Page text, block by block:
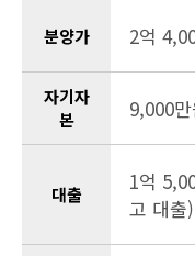
분양가 2억
자기자
본
9,000만
대출
1억
고 대출)